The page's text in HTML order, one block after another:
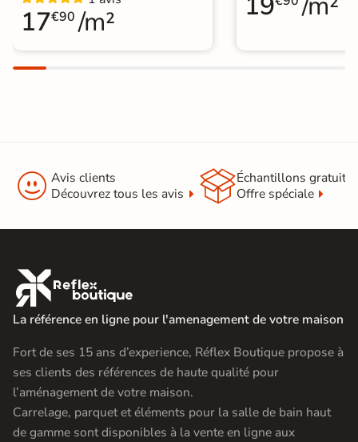
17€90 /m²
 Avis clients
Découvrez tous les avis
Échantillons gratuit
Offre spéciale

La référence en ligne pour l'amenagement de votre maison
Fort de ses 15 ans d’experience, Réflex Boutique propose à
ses clients des références de haute qualité pour
l’aménagement de votre maison.
Carrelage, parquet et éléments pour la salle de bain haut
de gamme sont disponibles à la vente en ligne aux